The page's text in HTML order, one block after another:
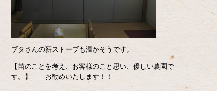
ブタさんの薪ストーブも温かそうです。
【苗のことを考え、お客様のこと思い、優しい農園で
す。】 お勧めいたします！！